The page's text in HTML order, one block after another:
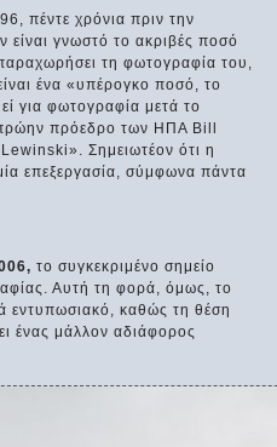
πέντε χρόνια πριν την
γνωστό το ακριβές ποσό
τη φωτογραφία του,
ένα «υπέρογκο ποσό, το
για φωτογραφία μετά το
πρώην πρόεδρο των ΗΠΑ Bill
Σημειωτέον ότι η
επεξεργασία, σύμφωνα πάντα
το συγκεκριμένο σημείο
Αυτή τη φορά, όμως, το
εντυπωσιακό, καθώς τη θέση
ένας μάλλον αδιάφορος